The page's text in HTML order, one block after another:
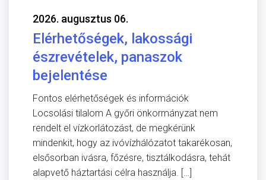
2026. augusztus 06.
Elérhetőségek, lakossági
észrevételek, panaszok
bejelentése
Fontos elérhetőségek és információk
Locsolási tilalom A győri önkormányzat nem
rendelt el vízkorlátozást, de megkérünk
mindenkit, hogy az ivóvízhálózatot takarékosan,
elsősorban ivásra, főzésre, tisztálkodásra, tehát
alapvető háztartási célra használja. […]